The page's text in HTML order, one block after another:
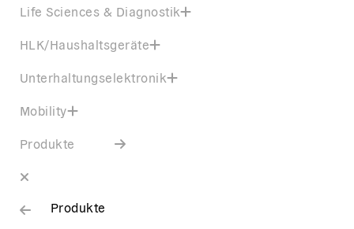
Life Sciences & Diagnostik
HLK/Haushaltsgeräte
Unterhaltungselektronik
Mobility
Produkte
Produkte